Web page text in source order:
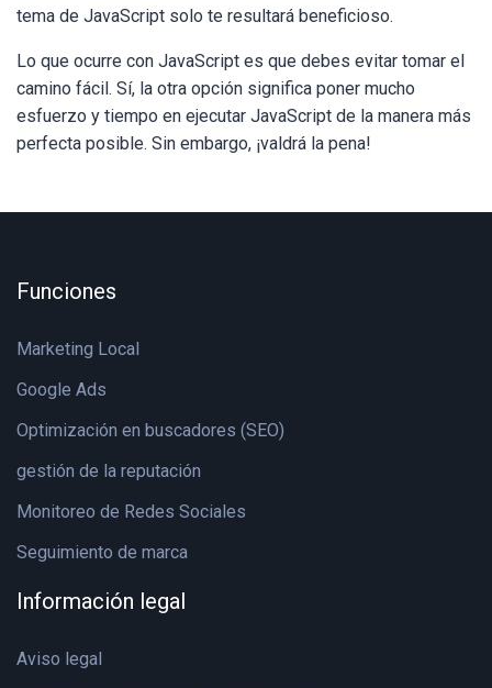
tema de JavaScript solo te resultará beneficioso.
Lo que ocurre con JavaScript es que debes evitar tomar el
camino fácil. Sí, la otra opción significa poner mucho
esfuerzo y tiempo en ejecutar JavaScript de la manera más
perfecta posible. Sin embargo, ¡valdrá la pena!
Funciones
Marketing Local
Google Ads
Optimización en buscadores (SEO)
gestión de la reputación
Monitoreo de Redes Sociales
Seguimiento de marca
Información legal
Aviso legal